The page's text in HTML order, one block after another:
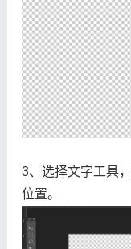
3、选择文字工具
位置。